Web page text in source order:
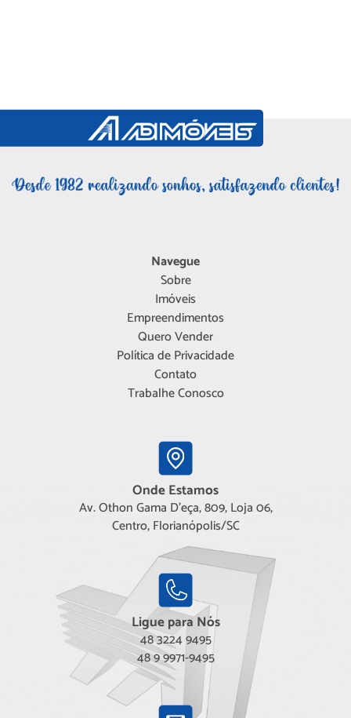
Navegue
Sobre
Imóveis
Empreendimentos
Quero Vender
Política de Privacidade
Contato
Trabalhe Conosco
Onde Estamos
Av. Othon Gama D'eça, 809, Loja 06,
Centro, Florianópolis/SC
Ligue para Nós
48 3224 9495
48 9 9971-9495